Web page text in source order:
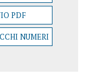
PDF
NUMERI